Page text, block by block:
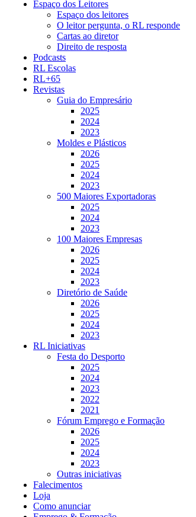
Espaço dos Leitores
Espaço dos leitores
O leitor pergunta, o RL responde
Cartas ao diretor
Direito de resposta
Podcasts
RL Escolas
RL+65
Revistas
Guia do Empresário
2025
2024
2023
Moldes e Plásticos
2026
2025
2024
2023
500 Maiores Exportadoras
2025
2024
2023
100 Maiores Empresas
2026
2025
2024
2023
Diretório de Saúde
2026
2025
2024
2023
RL Iniciativas
Festa do Desporto
2025
2024
2023
2022
2021
Fórum Emprego e Formação
2026
2025
2024
2023
Outras iniciativas
Falecimentos
Loja
Como anunciar